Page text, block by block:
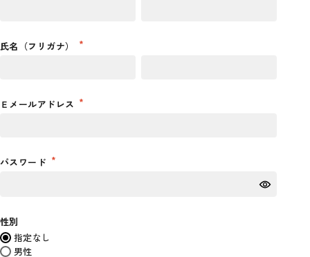
氏名（フリガナ）
Ｅメールアドレス
パスワード
性別
指定なし
男性